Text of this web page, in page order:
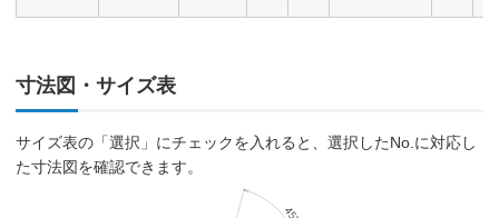
寸法図・サイズ表
サイズ表の「選択」にチェックを入れると、選択したNo.に対応し
た寸法図を確認できます。